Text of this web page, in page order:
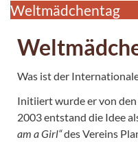
Weltmädchentag
Was ist der
Initiiert wurde er von
2003 entstand die Idee
am a Girl“des Vereins